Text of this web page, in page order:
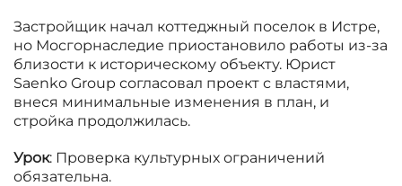
Застройщик начал коттеджный поселок в Истре,
но Мосгорнаследие приостановило работы из-за
близости к историческому объекту. Юрист
Saenko Group согласовал проект с властями,
внеся минимальные изменения в план, и
стройка продолжилась.
Урок: Проверка культурных ограничений
обязательна.